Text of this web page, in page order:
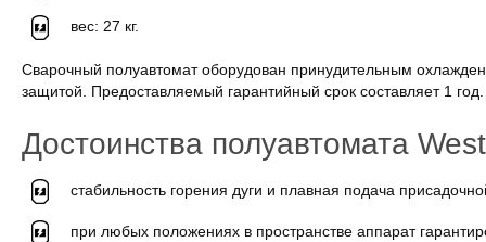
вес: 27 кг.
Сварочный полуавтомат оборудован принудительным
защитой. Предоставляемый гарантийный срок составляет 1 год.
Достоинства полуавтомата
стабильность горения дуги и плавная подача
при любых положениях в пространстве аппарат